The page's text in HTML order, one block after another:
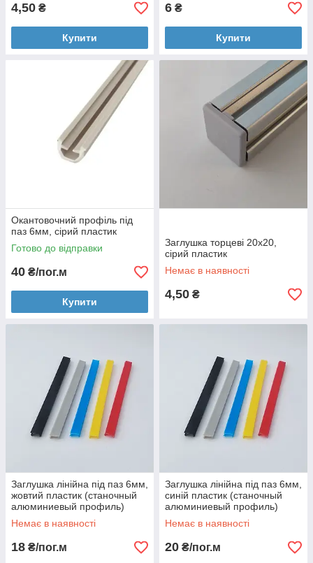
4,50 ₴
Купити
6 ₴
Купити
Окантовочний профіль під
паз 6мм, сірий пластик
Готово до відправки
40 ₴/пог.м
Купити
Заглушка торцеві 20х20,
сірий пластик
Немає в наявності
4,50 ₴
Заглушка лінійна під паз 6мм,
жовтий пластик (станочный
алюминиевый профиль)
Немає в наявності
18 ₴/пог.м
Заглушка лінійна під паз 6мм,
синій пластик (станочный
алюминиевый профиль)
Немає в наявності
20 ₴/пог.м